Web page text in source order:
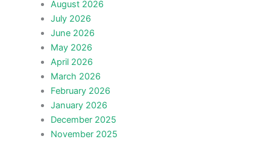
August 2026
July 2026
June 2026
May 2026
April 2026
March 2026
February 2026
January 2026
December 2025
November 2025